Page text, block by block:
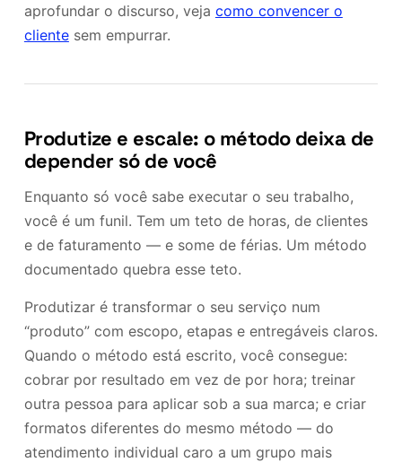
aprofundar o discurso, veja como convencer o
clientesem empurrar.
Produtize e escale: o método deixa de
depender só de você
Enquanto só você sabe executar o seu trabalho,
você é um funil. Tem um teto de horas, de clientes
e de faturamento — e some de férias. Um método
documentado quebra esse teto.
Produtizar é transformar o seu serviço num
“produto” com escopo, etapas e entregáveis claros.
Quando o método está escrito, você consegue:
cobrar por resultado em vez de por hora; treinar
outra pessoa para aplicar sob a sua marca; e criar
formatos diferentes do mesmo método — do
atendimento individual caro a um grupo mais